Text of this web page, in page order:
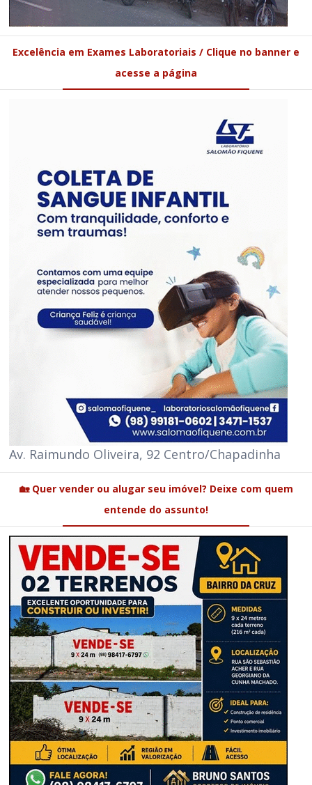
Excelência em Exames Laboratoriais / Clique no banner e
acesse a página
Av. Raimundo Oliveira, 92 Centro/Chapadinha
🏡 Quer vender ou alugar seu imóvel? Deixe com quem
entende do assunto!